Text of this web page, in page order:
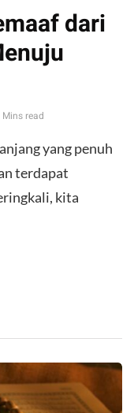
dari
Mins read
yang penuh
terdapat
kita